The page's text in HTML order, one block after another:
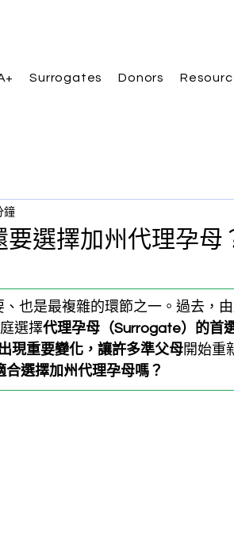
Surrogates Donors
選擇加州代理孕母
鐘
、也是最複雜的環節之一。過去，
選擇代理孕母（Surrogate）的首
現重要變化，讓許多準父母開始重
合選擇加州代理孕母嗎？